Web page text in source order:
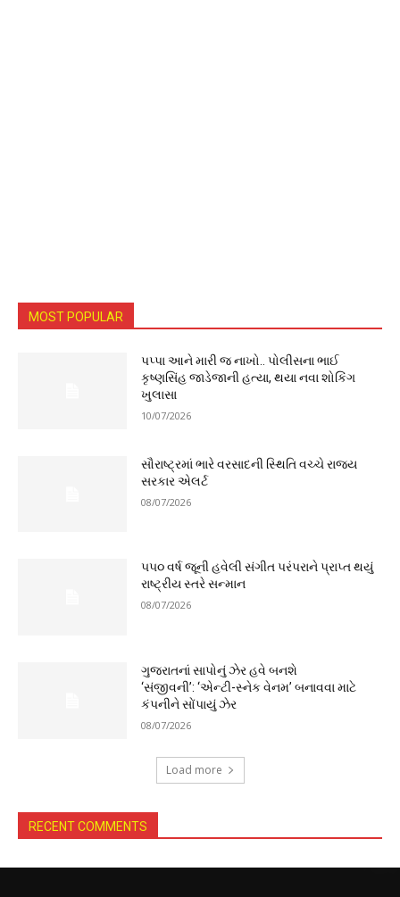
MOST POPULAR
પપ્પા આને મારી જ નાખો.. પોલીસના ભાઈ
કૃષ્ણસિંહ જાડેજાની હત્યા, થયા નવા શોકિંગ
ખુલાસા
10/07/2026
સૌરાષ્ટ્રમાં ભારે વરસાદની સ્થિતિ વચ્ચે રાજ્ય
સરકાર એલર્ટ
08/07/2026
૫૫૦ વર્ષ જૂની હવેલી સંગીત પરંપરાને પ્રાપ્ત થયું
રાષ્ટ્રીય સ્તરે સન્માન
08/07/2026
ગુજરાતનાં સાપોનું ઝેર હવે બનશે
‘સંજીવની’: ‘એન્ટી-સ્નેક વેનમ’ બનાવવા માટે
કંપનીને સોંપાયું ઝેર
08/07/2026
Load more
RECENT COMMENTS